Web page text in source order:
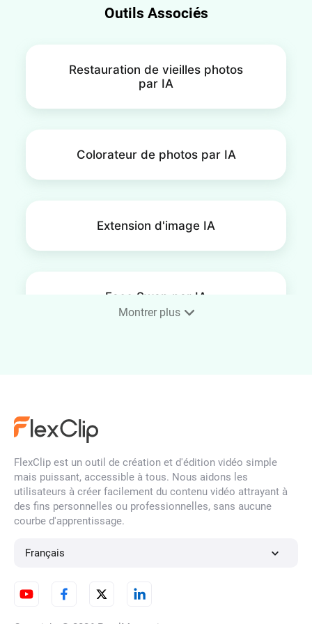
Outils Associés
Restauration de vieilles photos
par IA
Colorateur de photos par IA
Extension d'image IA
Face Swap par IA
Filtre de visage par IA
Déflouter une image
Montrer plus
FlexClip est un outil de création et d'édition vidéo simple
mais puissant, accessible à tous. Nous aidons les
utilisateurs à créer facilement du contenu vidéo attrayant à
des fins personnelles ou professionnelles, sans aucune
courbe d'apprentissage.
Français